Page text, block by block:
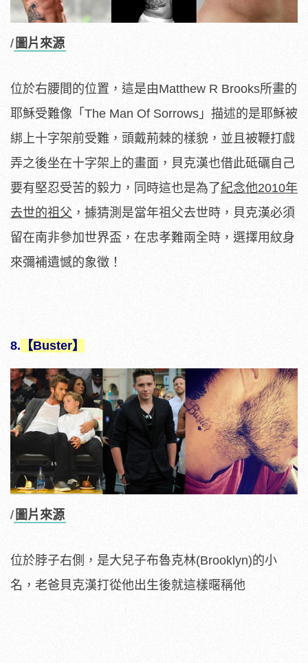
/ 圖片來源
位於右腰間的位置，這是由Matthew R Brooks所畫的
耶穌受難像「The Man Of Sorrows」描述的是耶穌被
綁上十字架前受難，頭戴荊棘的樣貌，並且被鞭打戲
弄之後坐在十字架上的畫面，貝克漢也借此砥礪自己
要有堅忍受苦的毅力，同時這也是為了紀念他2010年
去世的祖父 ，據猜測是當年祖父去世時，貝克漢必須
留在南非參加世界盃，在忠孝難兩全時，選擇用紋身
來彌補遺憾的象徵！
8. 【Buster】
/ 圖片來源
位於脖子右側，是大兒子布魯克林(Brooklyn)的小
名，老爸貝克漢打從他出生後就這樣暱稱他